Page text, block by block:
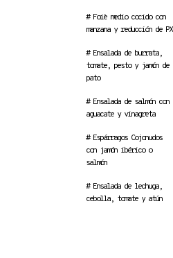
# Foiè medio cocido con
manzana y reducción de PX
# Ensalada de burrata,
tomate, pesto y jamón de
pato
# Ensalada de salmón con
aguacate y vinagreta
# Espárragos Cojonudos
con jamón ibérico o
salmón
# Ensalada de lechuga,
cebolla, tomate y atún